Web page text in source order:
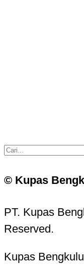
© Kupas
PT. Kupas
Reserved.
Kupas